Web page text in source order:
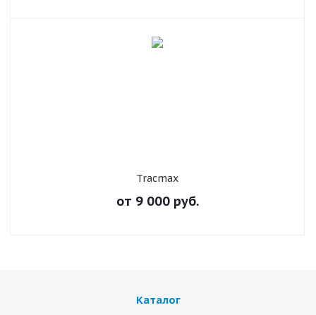
Tracmax
от 9 000руб.
Каталог